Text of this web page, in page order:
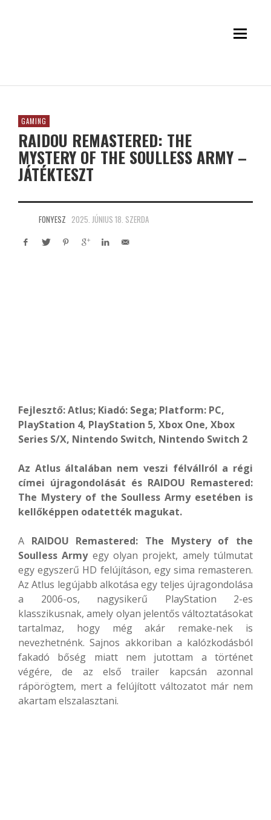
GAMING
RAIDOU REMASTERED: THE
MYSTERY OF THE SOULLESS ARMY –
JÁTÉKTESZT
FONYESZ 2025. JÚNIUS 18. SZERDA
Fejlesztő: Atlus; Kiadó: Sega; Platform: PC,
PlayStation 4, PlayStation 5, Xbox One, Xbox
Series S/X, Nintendo Switch, Nintendo Switch 2
Az Atlus általában nem veszi félvállról a régi
címei újragondolását és RAIDOU Remastered:
The Mystery of the Soulless Army esetében is
kellőképpen odatették magukat.
A RAIDOU Remastered: The Mystery of the
Soulless Armyegy olyan projekt, amely túlmutat
egy egyszerű HD felújításon, egy sima remasteren.
Az Atlus legújabb alkotása egy teljes újragondolása
a 2006-os, nagysikerű PlayStation 2-es
klasszikusnak, amely olyan jelentős változtatásokat
tartalmaz, hogy még akár remake-nek is
nevezhetnénk. Sajnos akkoriban a kalózkodásból
fakadó bőség miatt nem jutottam a történet
végére, de az első trailer kapcsán azonnal
rápörögtem, mert a felújított változatot már nem
akartam elszalasztani.